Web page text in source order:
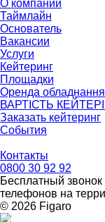
О компании
Таймлайн
Основатель
Вакансии
Услуги
Кейтеринг
Площадки
Оренда обладнання
ВАРТІСТЬ
Заказать кейтеринг
События
Контакты
0800 30 92 92
Бесплатный
телефонов на
© 2026 Figarо